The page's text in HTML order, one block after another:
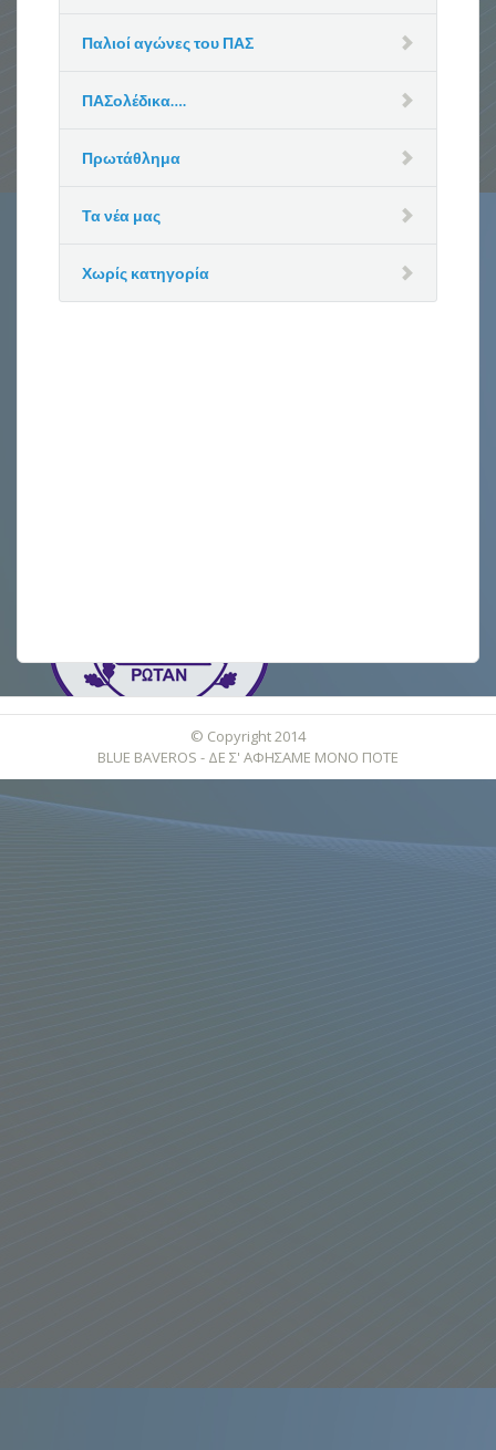
Παλιοί αγώνες του ΠΑΣ
ΠΑΣολέδικα….
Πρωτάθλημα
Τα νέα μας
Χωρίς κατηγορία
© Copyright 2014
BLUE BAVEROS - ΔΕ Σ' ΑΦΗΣΑΜΕ ΜΟΝΟ ΠΟΤΕ